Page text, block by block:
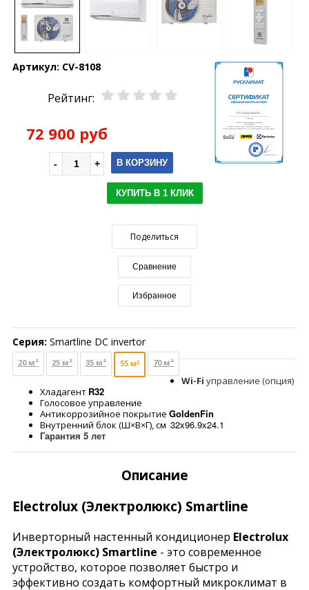
Артикул: CV-8108
Рейтинг:
72 900 руб
В КОРЗИНУ
КУПИТЬ В 1 КЛИК
Поделиться
Сравнение
Избранное
Серия: Smartline DC invertor
20 м² 25 м² 35 м² 55 м² 70 м²
Wi-Fi управление (опция)
Хладагент R32
Голосовое управление
Антикоррозийное покрытие GoldenFin
Внутренний блок (Ш×В×Г), см 32x96.9x24.1
Гарантия 5 лет
Описание
Electrolux (Электролюкс) Smartline
Инверторный настенный кондиционер Electrolux
(Электролюкс) Smartline - это современное
устройство, которое позволяет быстро и
эффективно создать комфортный микроклимат в